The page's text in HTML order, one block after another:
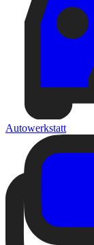
Autowerkstatt